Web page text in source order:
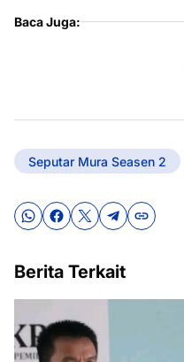
Baca Juga:
Seputar Mura Seasen 2
Berita Terkait